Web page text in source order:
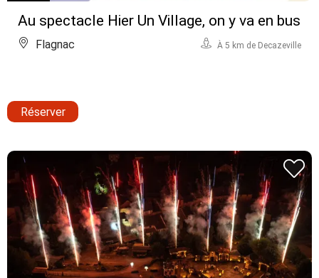
Au spectacle Hier Un Village, on y va en bus
Flagnac À 5 km de Decazeville
Réserver